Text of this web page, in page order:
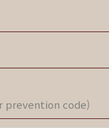
prevention code)